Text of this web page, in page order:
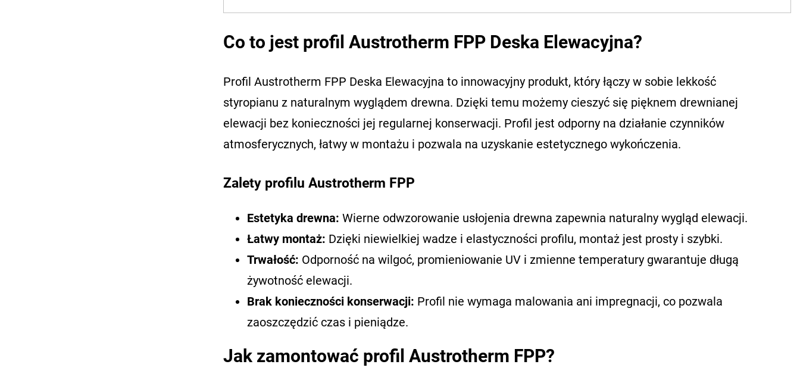
Co to jest profil Austrotherm FPP Deska Elewacyjna?
Profil Austrotherm FPP Deska Elewacyjna to innowacyjny produkt, który łączy w sobie lekkość
styropianu z naturalnym wyglądem drewna. Dzięki temu możemy cieszyć się pięknem drewnianej
elewacji bez konieczności jej regularnej konserwacji. Profil jest odporny na działanie czynników
atmosferycznych, łatwy w montażu i pozwala na uzyskanie estetycznego wykończenia.
Zalety profilu Austrotherm FPP
Estetyka drewna: Wierne odwzorowanie usłojenia drewna zapewnia naturalny wygląd elewacji.
Łatwy montaż: Dzięki niewielkiej wadze i elastyczności profilu, montaż jest prosty i szybki.
Trwałość: Odporność na wilgoć, promieniowanie UV i zmienne temperatury gwarantuje długą
żywotność elewacji.
Brak konieczności konserwacji: Profil nie wymaga malowania ani impregnacji, co pozwala
zaoszczędzić czas i pieniądze.
Jak zamontować profil Austrotherm FPP?